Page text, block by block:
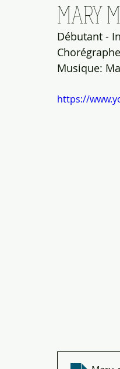
MARY
Débutant -
Musique:
https://